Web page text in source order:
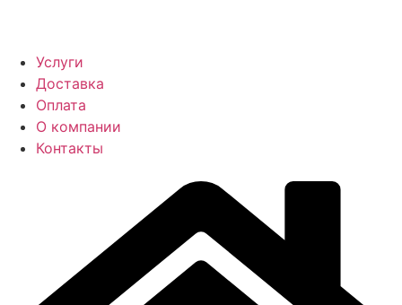
Услуги
Доставка
Оплата
О компании
Контакты